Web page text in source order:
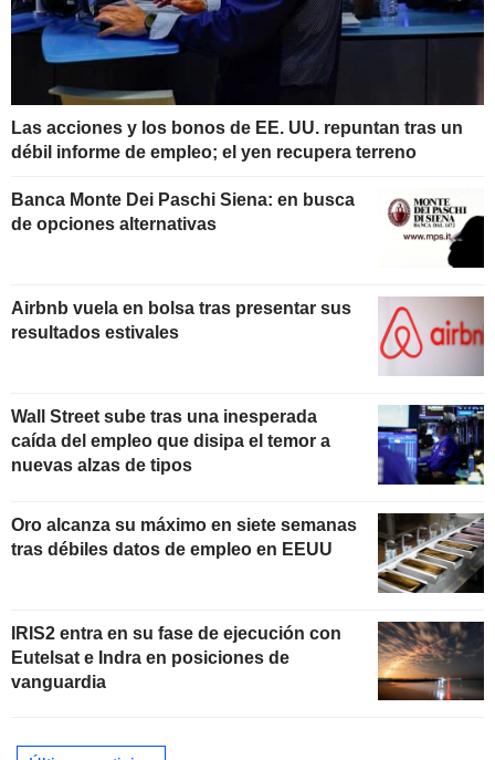
Las acciones y los bonos de EE. UU. repuntan tras un
débil informe de empleo; el yen recupera terreno
Banca Monte Dei Paschi Siena: en busca
de opciones alternativas
Airbnb vuela en bolsa tras presentar sus
resultados estivales
Wall Street sube tras una inesperada
caída del empleo que disipa el temor a
nuevas alzas de tipos
Oro alcanza su máximo en siete semanas
tras débiles datos de empleo en EEUU
IRIS2 entra en su fase de ejecución con
Eutelsat e Indra en posiciones de
vanguardia